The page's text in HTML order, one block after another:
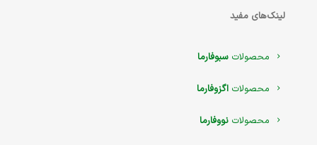
لینک‌های مفید
محصولاتسبوفارما
محصولات اگزوفارما
محصولات نووفارما